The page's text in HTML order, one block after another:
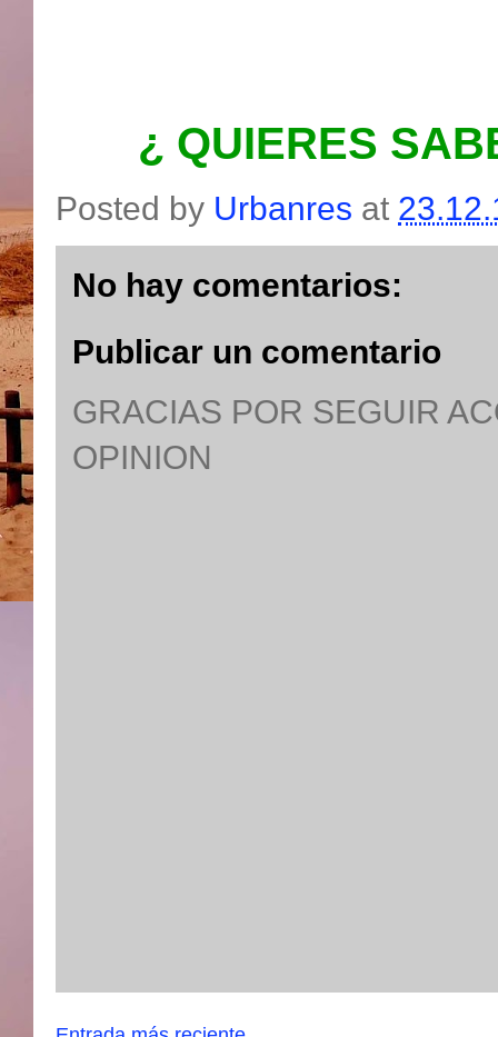
¿ QUIERES
Posted by Urbanres at
No hay comentarios:
Publicar un comentario
GRACIAS POR SEGUIR
OPINION